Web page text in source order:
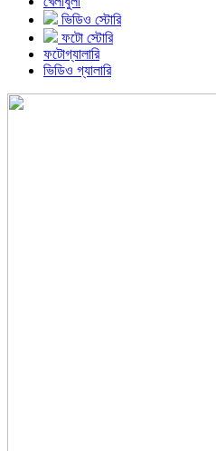
ভিডিও স্টোরি
ফটো স্টোরি
ফটোগ্যালারি
ভিডিও গ্যালারি